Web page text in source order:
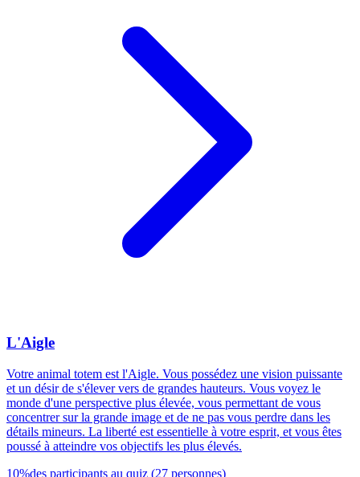
L'Aigle
Votre animal totem est l'Aigle. Vous possédez une vision puissante
et un désir de s'élever vers de grandes hauteurs. Vous voyez le
monde d'une perspective plus élevée, vous permettant de vous
concentrer sur la grande image et de ne pas vous perdre dans les
détails mineurs. La liberté est essentielle à votre esprit, et vous êtes
poussé à atteindre vos objectifs les plus élevés.
10%des participants au quiz (27 personnes)